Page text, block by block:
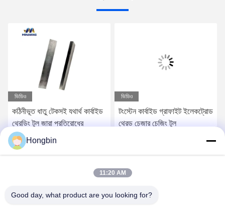
ভিডিও
কঠিনীভূত ধাতু টেকসই যথার্থ কার্বাইড
থ্রেডিং টুল জারা প্রতিরোধের
ভিডিও
টংস্টেন কার্বাইড গ্রাফাইট ইলেকট্রোড
থ্রেড চেজার চেজিং টুল
Hongbin
11:20 AM
Good day, what product are you looking for?